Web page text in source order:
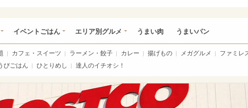
イベントごはん エリア別グルメ うまい肉 うまいパン
カフェ・スイーツ ラーメン・餃子 カレー 揚げもの メガグルメ ファミレ
びごはん ひとりめし 達人のイチオシ！